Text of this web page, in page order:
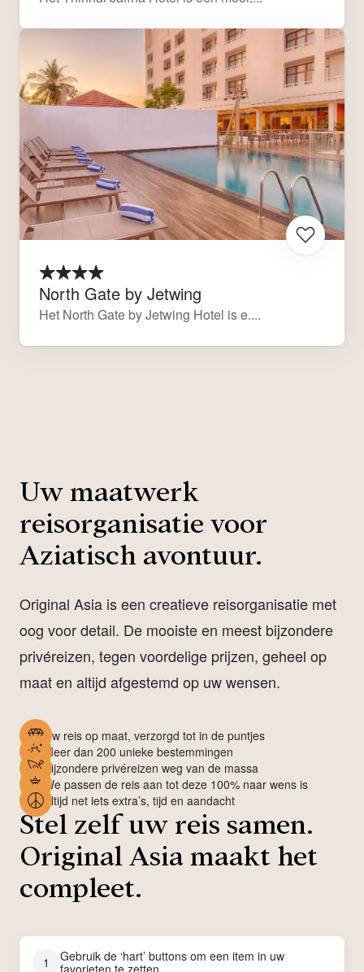
North Gate by Jetwing
Het North Gate by Jetwing Hotel is e....
Uw maatwerk
reisorganisatie voor
Aziatisch avontuur.
Original Asia is een creatieve reisorganisatie met
oog voor detail. De mooiste en meest bijzondere
privéreizen, tegen voordelige prijzen, geheel op
maat en altijd afgestemd op uw wensen.
Uw reis op maat, verzorgd tot in de puntjes
Meer dan 200 unieke bestemmingen
Bijzondere privéreizen weg van de massa
We passen de reis aan tot deze 100% naar wens is
Altijd net iets extra’s, tijd en aandacht
Stel zelf uw reis samen.
Original Asia maakt het
compleet.
1
Gebruik de ‘hart’ buttons om een item in uw
favorieten te zetten